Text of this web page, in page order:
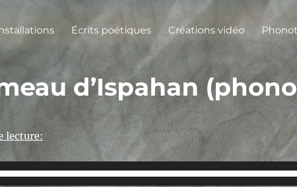
Écrits poétiques Créations vidéo
d’Ispahan
lecture: